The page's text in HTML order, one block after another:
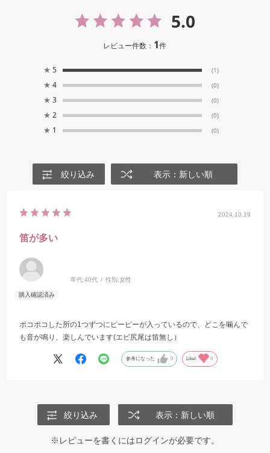
5.0
レビュー件数： 1件
★ 5 (1)
★ 4 (0)
★ 3 (0)
★ 2 (0)
★ 1 (0)
絞り込み 表示：新しい順
2024.10.19
笛が多い
年代:40代 性別:女性
ポコポコした所の1つずつにピーピーが入っているので、どこを噛んで
も音が鳴り、楽しんでいます(エビ尻尾は笛無し）
参考になった 0 Like! 0
絞り込み 表示：新しい順
※レビューを書くにはログインが必要です。